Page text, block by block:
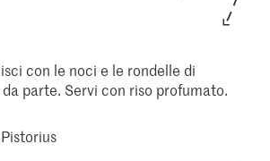
con le noci e le rondelle di
parte. Servi con riso profumato.